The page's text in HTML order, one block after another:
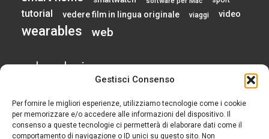
Gestisci Consenso
Per fornire le migliori esperienze, utilizziamo tecnologie come i cookie
per memorizzare e/o accedere alle informazioni del dispositivo. Il
consenso a queste tecnologie ci permetterà di elaborare dati come il
comportamento di navigazione o ID unici su questo sito. Non
tutorial vedere film in lingua originale viaggi video
wearables web
calendario
AGOSTO 2026